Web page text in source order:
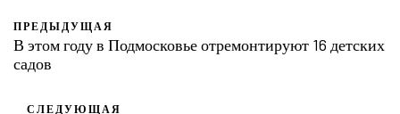
ПРЕДЫДУЩАЯ
В этом году в Подмосковье отремонтируют 16 детских
садов
СЛЕДУЮЩАЯ